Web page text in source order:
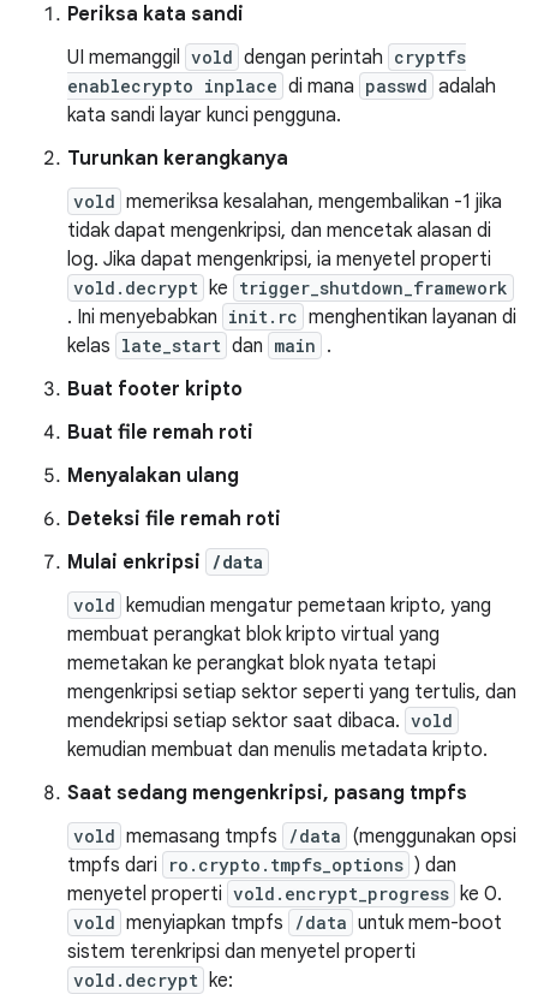
Periksa kata sandi
UI memanggil vold dengan perintah cryptfs
enablecrypto inplace di mana passwd adalah
kata sandi layar kunci pengguna.
Turunkan kerangkanya
vold memeriksa kesalahan, mengembalikan -1 jika
tidak dapat mengenkripsi, dan mencetak alasan di
log. Jika dapat mengenkripsi, ia menyetel properti
vold.decrypt ke trigger_shutdown_framework
. Ini menyebabkan init.rc menghentikan layanan di
kelas late_start dan main .
Buat footer kripto
Buat file remah roti
Menyalakan ulang
Deteksi file remah roti
Mulai enkripsi /data
vold kemudian mengatur pemetaan kripto, yang
membuat perangkat blok kripto virtual yang
memetakan ke perangkat blok nyata tetapi
mengenkripsi setiap sektor seperti yang tertulis, dan
mendekripsi setiap sektor saat dibaca. vold
kemudian membuat dan menulis metadata kripto.
Saat sedang mengenkripsi, pasang tmpfs
vold memasang tmpfs /data (menggunakan opsi
tmpfs dari
ro.crypto.tmpfs_options ) dan
menyetel properti vold.encrypt_progress ke 0.
vold menyiapkan tmpfs /data untuk mem-boot
sistem terenkripsi dan menyetel properti
vold.decrypt ke: